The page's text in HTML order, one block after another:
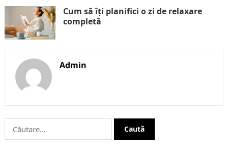
Cum să îți planifici o zi de relaxare
completă
Admin
Caută
după: